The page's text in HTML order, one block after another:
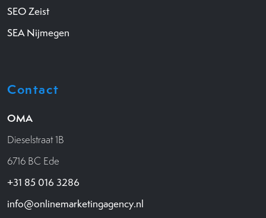
SEO Zeist
SEA Nijmegen
Contact
OMA
Dieselstraat 1B
6716 BC Ede
+31 85 016 3286
info@onlinemarketingagency.nl